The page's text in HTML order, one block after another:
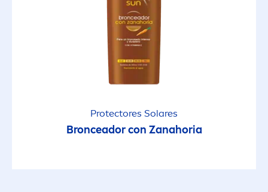
Protectores Solares
Bronceador con Zanahoria